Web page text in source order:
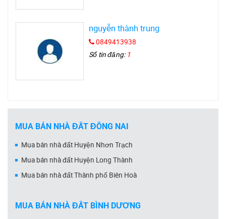
nguyễn thành trung
0849413938
Số tin đăng: 1
MUA BÁN NHÀ ĐẤT ĐỒNG NAI
Mua bán nhà đất Huyện Nhơn Trạch
Mua bán nhà đất Huyện Long Thành
Mua bán nhà đất Thành phố Biên Hoà
MUA BÁN NHÀ ĐẤT BÌNH DƯƠNG